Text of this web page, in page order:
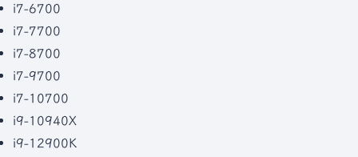
i7-6700
i7-7700
i7-8700
i7-9700
i7-10700
i9-10940X
i9-12900K